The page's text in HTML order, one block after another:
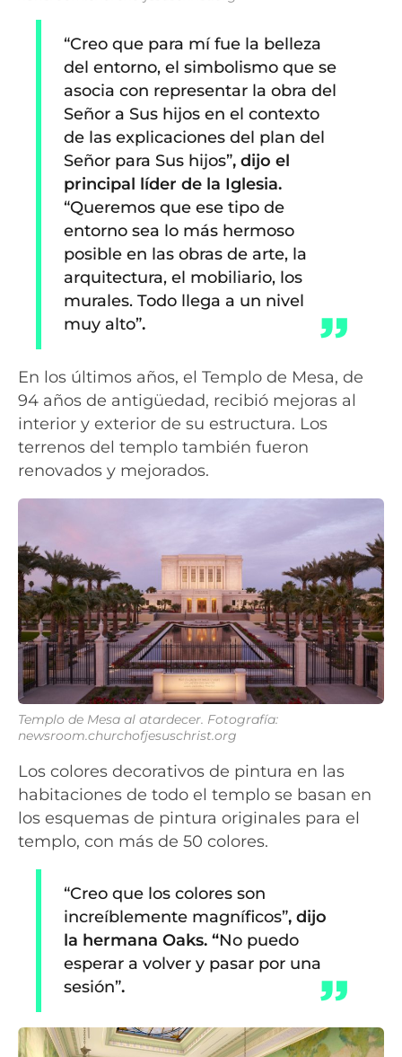
“Creo que para mí fue la belleza
del entorno, el simbolismo que se
asocia con representar la obra del
Señor a Sus hijos en el contexto
de las explicaciones del plan del
Señor para Sus hijos”, dijo el
principal líder de la Iglesia.
“Queremos que ese tipo de
entorno sea lo más hermoso
posible en las obras de arte, la
arquitectura, el mobiliario, los
murales. Todo llega a un nivel
muy alto”.
En los últimos años, el Templo de Mesa, de
94 años de antigüedad, recibió mejoras al
interior y exterior de su estructura. Los
terrenos del templo también fueron
renovados y mejorados.
Templo de Mesa al atardecer. Fotografía:
newsroom.churchofjesuschrist.org
Los colores decorativos de pintura en las
habitaciones de todo el templo se basan en
los esquemas de pintura originales para el
templo, con más de 50 colores.
“Creo que los colores son
increíblemente magníficos”, dijo
la hermana Oaks. “No puedo
esperar a volver y pasar por una
sesión”.